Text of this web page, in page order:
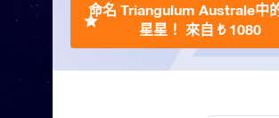
命名 Triangulum Australe中
星星！ 來自 ₺ 1080